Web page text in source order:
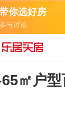
你选好房
与讨论
㎡户